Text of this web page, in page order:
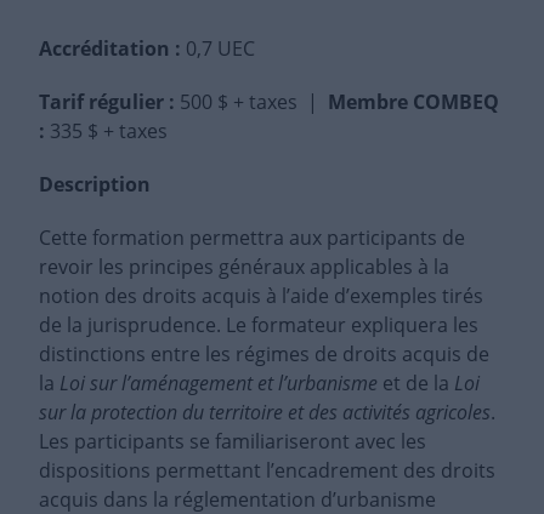
Accréditation : 0,7 UEC
Tarif régulier : 500 $ + taxes | Membre COMBEQ
: 335 $ + taxes
Description
Cette formation permettra aux participants de
revoir les principes généraux applicables à la
notion des droits acquis à l’aide d’exemples tirés
de la jurisprudence. Le formateur expliquera les
distinctions entre les régimes de droits acquis de
la Loi sur l’aménagement et l’urbanisme et de la Loi
sur la protection du territoire et des activités agricoles.
Les participants se familiariseront avec les
dispositions permettant l’encadrement des droits
acquis dans la réglementation d’urbanisme